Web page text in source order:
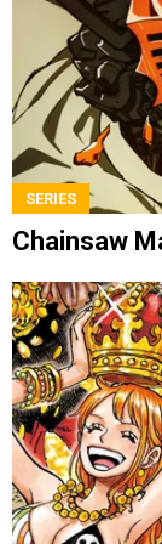
SERIES
Chainsaw